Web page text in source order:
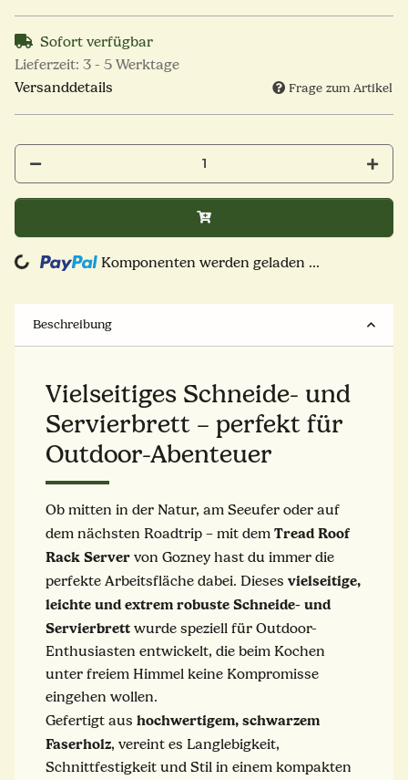
Sofort verfügbar
Lieferzeit: 3 - 5 Werktage
Versanddetails
Frage zum Artikel
Komponenten werden geladen ...
Beschreibung
Vielseitiges Schneide- und
Servierbrett – perfekt für
Outdoor-Abenteuer
Ob mitten in der Natur, am Seeufer oder auf
dem nächsten Roadtrip – mit dem Tread Roof
Rack Server von Gozney hast du immer die
perfekte Arbeitsfläche dabei. Dieses vielseitige,
leichte und extrem robuste Schneide- und
Servierbrett wurde speziell für Outdoor-
Enthusiasten entwickelt, die beim Kochen
unter freiem Himmel keine Kompromisse
eingehen wollen.
Gefertigt aus hochwertigem, schwarzem
Faserholz, vereint es Langlebigkeit,
Schnittfestigkeit und Stil in einem kompakten